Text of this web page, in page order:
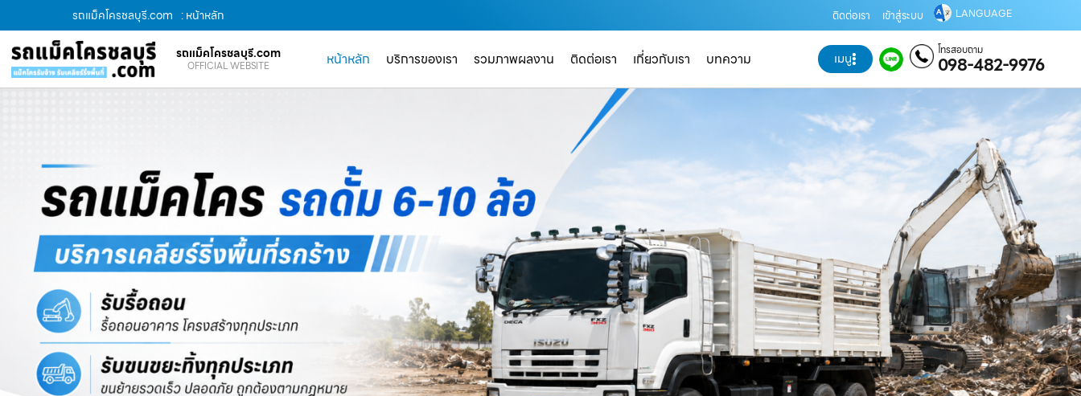
รถแม็คโครชลบุรี.com : หน้าหลัก ติดต่อเรา เข้าสู่ระบบ LANGUAGE
รถแม็คโครชลบุรี.com
OFFICIAL WEBSITE หน้าหลัก บริการของเรา รวมภาพผลงาน ติดต่อเรา เกี่ยวกับเรา บทความ เมนู โทรสอบถาม
098-482-9976